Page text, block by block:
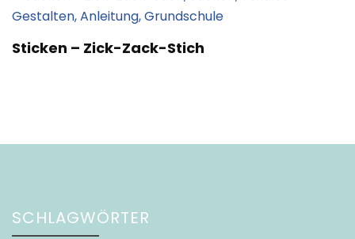
Sticken – Zick-Zack-Stich
SCHLAGWÖRTER